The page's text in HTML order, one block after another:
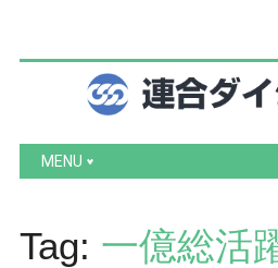
Main menu
Skip to content
MENU
Tag: 一億総活